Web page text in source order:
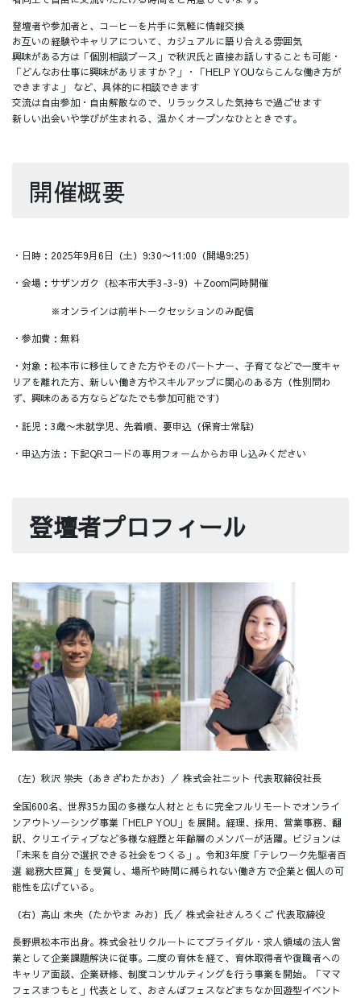
登壇者や参加者と、コーヒーを片手に気軽に情報交換
お互いの経験やキャリアについて、カジュアルに語り合える雰囲気
興味がある方は「個別相談ブース」で秋沢氏と直接お話しすることも可能・
「どんなお仕事に興味がありますか？」・「HELP YOUならこんな働き方が
できますよ」 など、具体的に相談できます
交流は自由参加・自由解散なので、リラックスした気持ちで過ごせます
新しい出会いや学びが生まれる、温かくオープンなひとときです。
開催概要
・日時：2025年9月6日（土）9:30〜11:00（開場9:25）
・会場：サザンガク（松本市大手3-3-9）＋Zoom同時開催
※オンラインは前半トークセッションのみ配信
・参加費：無料
・対象：松本市に移住してきた方やそのパートナー、子育てなどで一度キャ
リアを離れた方、新しい働き方やスキルアップに関心のある方（性別問わ
ず、興味のある方ならどなたでも参加可能です）
・託児：3歳〜未就学児、先着順、要申込（保育士常駐）
・申込方法：下記QRコードの専用フォームからお申し込みください
登壇者プロフィール
（左）秋沢 崇夫（あきざわたかお）／ 株式会社ニット 代表取締役社長
全国600名、世界35カ国の多様な人材とともに完全フルリモートでオンライ
ンアウトソーシング事業「HELP YOU」を展開。経理、採用、営業事務、翻
訳、クリエイティブなど多様な経歴と年齢層のメンバーが活躍。ビジョンは
「未来を自分で選択できる社会をつくる」。令和3年度「テレワーク先駆者百
選 総務大臣賞」を受賞し、場所や時間に縛られない働き方で企業と個人の可
能性を広げている。
（右）高山 未央（たかやま みお）氏／ 株式会社さんろくご 代表取締役
長野県松本市出身。株式会社リクルートにてブライダル・求人領域の法人営
業として企業課題解決に従事。二度の育休を経て、育休取得者や復職者への
キャリア面談、企業研修、制度コンサルティングを行う事業を開始。「ママ
フェスまつもと」代表として、おさんぽフェスなどまちなか回遊型イベント